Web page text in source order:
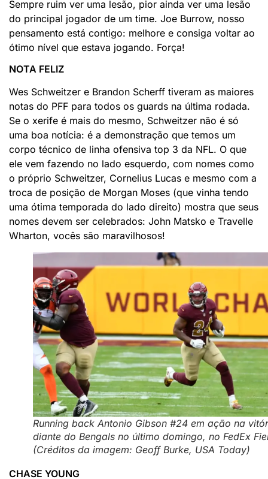
Sempre ruim ver uma lesão, pior ainda ver uma lesão
do principal jogador de um time. Joe Burrow, nosso
pensamento está contigo: melhore e consiga voltar ao
ótimo nível que estava jogando. Força!
NOTA FELIZ
Wes Schweitzer e Brandon Scherff tiveram as maiores
notas do PFF para todos os guards na última rodada.
Se o xerife é mais do mesmo, Schweitzer não é só
uma boa notícia: é a demonstração que temos um
corpo técnico de linha ofensiva top 3 da NFL. O que
ele vem fazendo no lado esquerdo, com nomes como
o próprio Schweitzer, Cornelius Lucas e mesmo com a
troca de posição de Morgan Moses (que vinha tendo
uma ótima temporada do lado direito) mostra que seus
nomes devem ser celebrados: John Matsko e Travelle
Wharton, vocês são maravilhosos!
Running back Antonio Gibson #24 em ação na
diante do Bengals no último domingo, no FedEx
(Créditos da imagem: Geoff Burke, USA Today)
CHASE YOUNG